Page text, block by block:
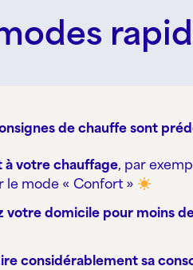
de chauffe sont
à votre chauffage, par
le mode « Confort »
votre domicile pour moins
considérablement sa